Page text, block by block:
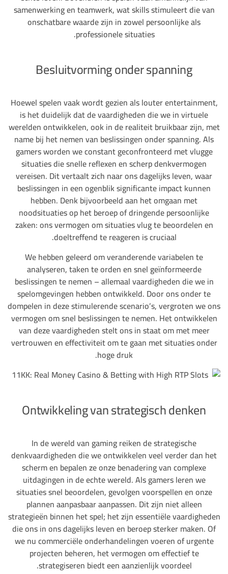
samenwerking en teamwerk, wat skills stimuleert die van
onschatbare waarde zijn in zowel persoonlijke als
professionele situaties.
Besluitvorming onder spanning
Hoewel spelen vaak wordt gezien als louter entertainment,
is het duidelijk dat de vaardigheden die we in virtuele
werelden ontwikkelen, ook in de realiteit bruikbaar zijn, met
name bij het nemen van beslissingen onder spanning. Als
gamers worden we constant geconfronteerd met vlugge
situaties die snelle reflexen en scherp denkvermogen
vereisen. Dit vertaalt zich naar ons dagelijks leven, waar
beslissingen in een ogenblik significante impact kunnen
hebben. Denk bijvoorbeeld aan het omgaan met
noodsituaties op het beroep of dringende persoonlijke
zaken: ons vermogen om situaties vlug te beoordelen en
doeltreffend te reageren is cruciaal.
We hebben geleerd om veranderende variabelen te
analyseren, taken te orden en snel geïnformeerde
beslissingen te nemen – allemaal vaardigheden die we in
spelomgevingen hebben ontwikkeld. Door ons onder te
dompelen in deze stimulerende scenario’s, vergroten we ons
vermogen om snel beslissingen te nemen. Het ontwikkelen
van deze vaardigheden stelt ons in staat om met meer
vertrouwen en effectiviteit om te gaan met situaties onder
hoge druk.
Ontwikkeling van strategisch denken
In de wereld van gaming reiken de strategische
denkvaardigheden die we ontwikkelen veel verder dan het
scherm en bepalen ze onze benadering van complexe
uitdagingen in de echte wereld. Als gamers leren we
situaties snel beoordelen, gevolgen voorspellen en onze
plannen aanpasbaar aanpassen. Dit zijn niet alleen
strategieën binnen het spel; het zijn essentiële vaardigheden
die ons in ons dagelijks leven en beroep sterker maken. Of
we nu commerciële onderhandelingen voeren of urgente
projecten beheren, het vermogen om effectief te
strategiseren biedt een aanzienlijk voordeel.